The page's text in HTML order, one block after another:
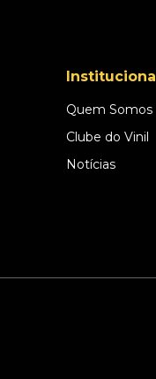
Quem Somos
Clube do Vinil
Notícias